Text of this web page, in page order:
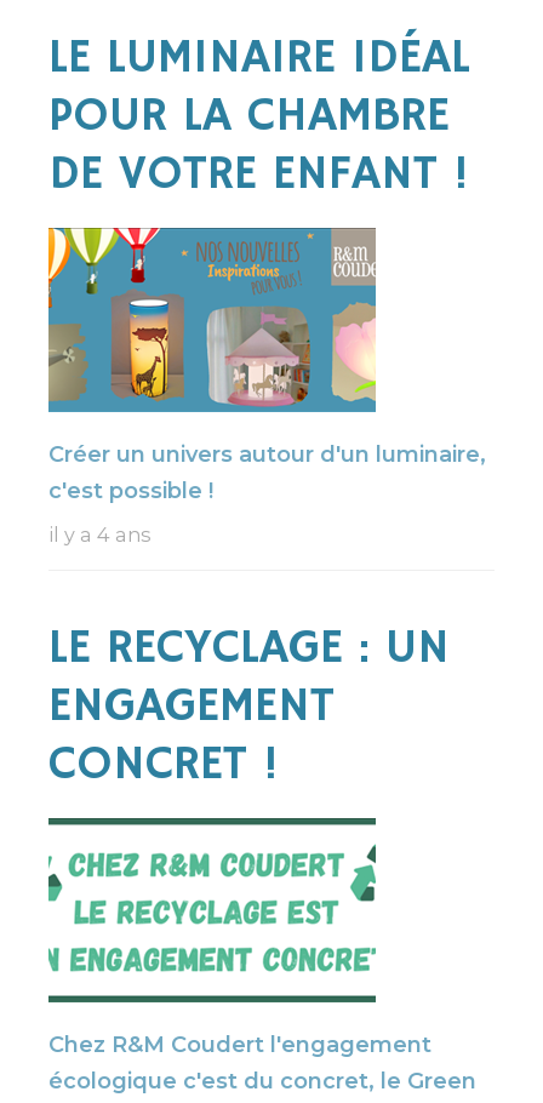
LE LUMINAIRE IDÉAL
POUR LA CHAMBRE
DE VOTRE ENFANT !
Créer un univers autour d'un luminaire,
c'est possible !
il y a 4 ans
LE RECYCLAGE : UN
ENGAGEMENT
CONCRET !
Chez R&M Coudert l'engagement
écologique c'est du concret, le Green